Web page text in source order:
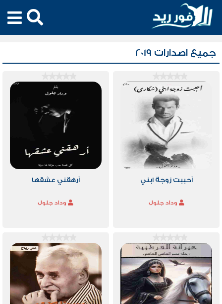
جميع اصدارات 2019
أحببت زوجة ابني
وداد جلول
أرهقني عشقها
وداد جلول